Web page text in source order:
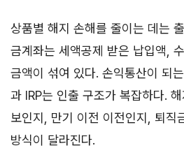
상품별 해지 손해를 줄이는 데는
금계좌는 세액공제 받은 납입액,
금액이 섞여 있다. 손익통산이 되
과 IRP는 인출 구조가 복잡하다.
보인지, 만기 이전 이전인지, 퇴직
방식이 달라진다.